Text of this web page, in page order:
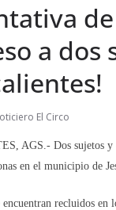
a dos
El Circo
AGS.- Dos sujetos y
en el municipio de
encuentran recluidos